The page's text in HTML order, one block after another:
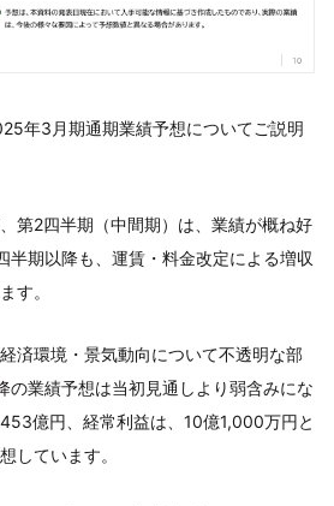
年3月期通期業績予想についてご説明
第2四半期（中間期）は、業績が概ね好
半期以降も、運賃・料金改定による増収
す。
済環境・景気動向について不透明な部
の業績予想は当初見通しより弱含みにな
億円、経常利益は、10億1,000万円と
しています。